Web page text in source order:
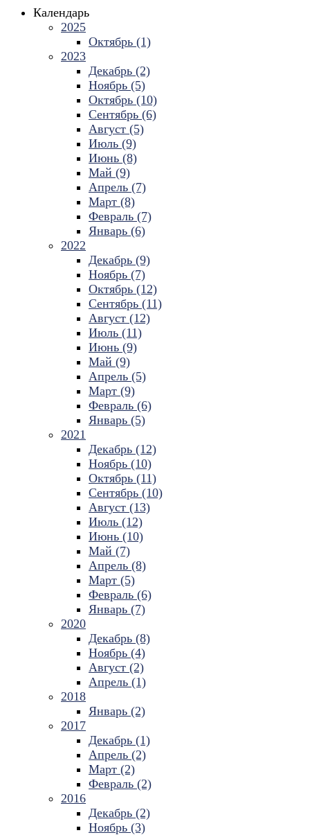
Календарь
2025
Октябрь (1)
2023
Декабрь (2)
Ноябрь (5)
Октябрь (10)
Сентябрь (6)
Август (5)
Июль (9)
Июнь (8)
Май (9)
Апрель (7)
Март (8)
Февраль (7)
Январь (6)
2022
Декабрь (9)
Ноябрь (7)
Октябрь (12)
Сентябрь (11)
Август (12)
Июль (11)
Июнь (9)
Май (9)
Апрель (5)
Март (9)
Февраль (6)
Январь (5)
2021
Декабрь (12)
Ноябрь (10)
Октябрь (11)
Сентябрь (10)
Август (13)
Июль (12)
Июнь (10)
Май (7)
Апрель (8)
Март (5)
Февраль (6)
Январь (7)
2020
Декабрь (8)
Ноябрь (4)
Август (2)
Апрель (1)
2018
Январь (2)
2017
Декабрь (1)
Апрель (2)
Март (2)
Февраль (2)
2016
Декабрь (2)
Ноябрь (3)